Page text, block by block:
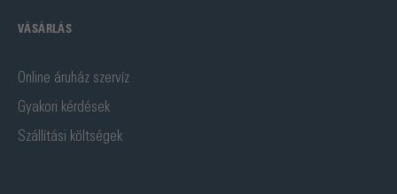
VÁSÁRLÁS
Online áruház szervíz
Gyakori kérdések
Szállítási költségek